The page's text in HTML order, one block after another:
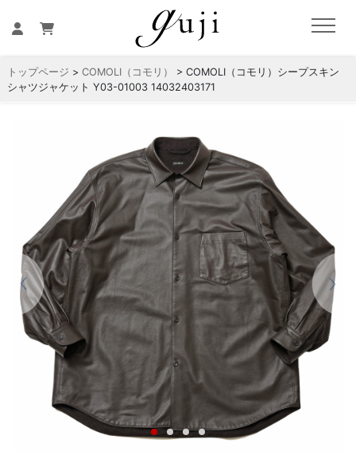
トップページ > COMOLI（コモリ）
> COMOLI（コモリ）シープスキン
シャツジャケット Y03-01003 14032403171